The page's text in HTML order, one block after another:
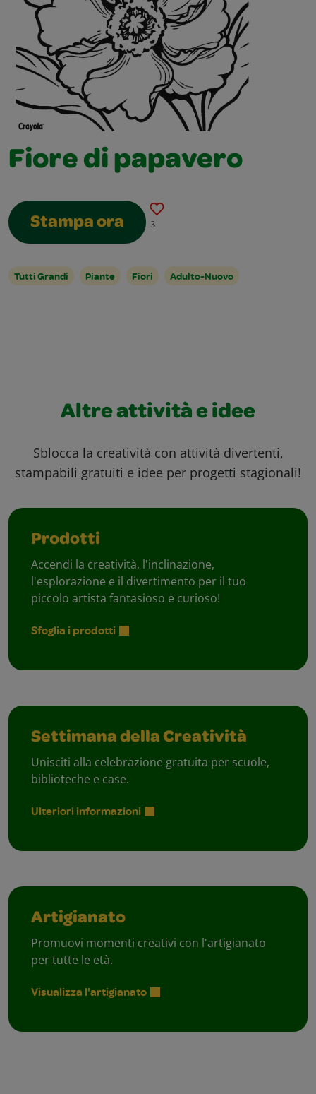
Fiore di papavero
Stampa ora 3
Tutti Grandi Piante Fiori Adulto-Nuovo
Altre attività e idee
Sblocca la creatività con attività divertenti,
stampabili gratuiti e idee per progetti stagionali!
Prodotti
Accendi la creatività, l'inclinazione,
l'esplorazione e il divertimento per il tuo
piccolo artista fantasioso e curioso!
Sfoglia i prodotti
Settimana della Creatività
Unisciti alla celebrazione gratuita per scuole,
biblioteche e case.
Ulteriori informazioni
Artigianato
Promuovi momenti creativi con l'artigianato
per tutte le età.
Visualizza l'artigianato